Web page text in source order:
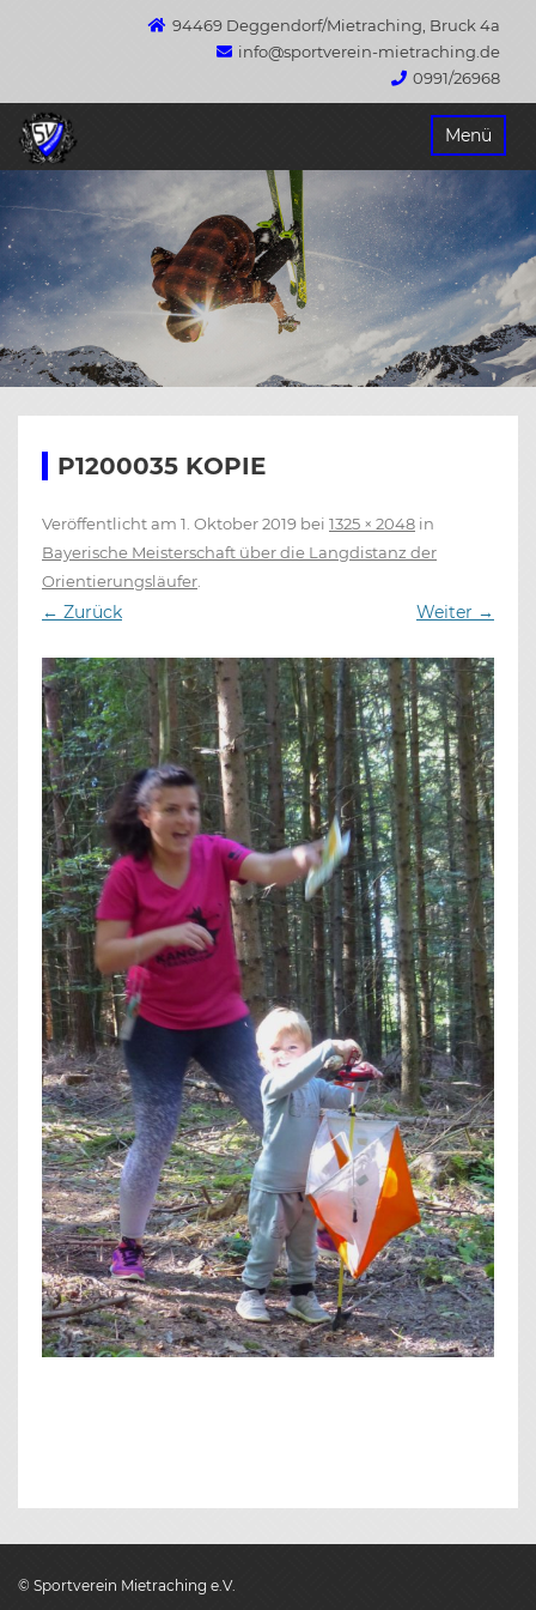
94469 Deggendorf/Mietraching, Bruck 4a
info@sportverein-mietraching.de
0991/26968
Menü
P1200035 KOPIE
Veröffentlicht am 1. Oktober 2019 bei 1325 × 2048 in
Bayerische Meisterschaft über die Langdistanz der
Orientierungsläufer
← Zurück Weiter →
© Sportverein Mietraching e.V.